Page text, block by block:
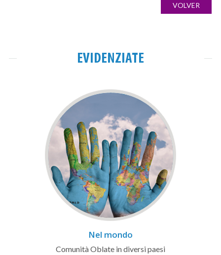
VOLVER
EVIDENZIATE
Nel mondo
Comunità Oblate in diversi paesi